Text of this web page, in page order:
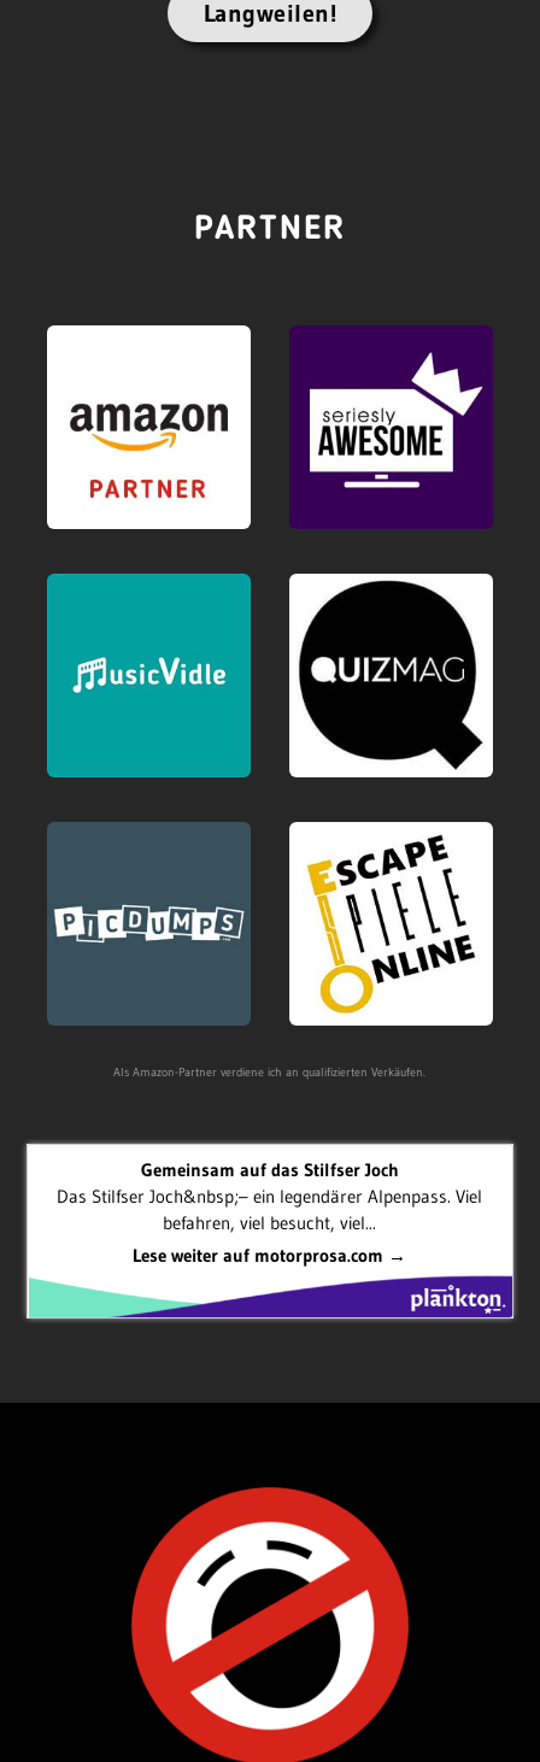
Langweilen!
PARTNER
Als Amazon-Partner verdiene ich an qualifizierten Verkäufen.
Gemeinsam auf das Stilfser Joch
Das Stilfser Joch&nbsp;– ein legendärer Alpenpass. Viel
befahren, viel besucht, viel...
Lese weiter auf motorprosa.com →